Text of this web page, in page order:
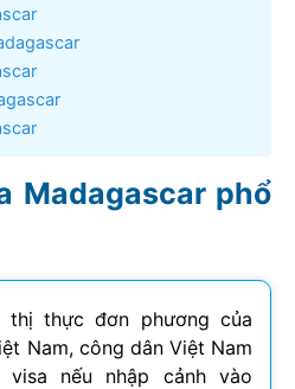
Madagascar phổ
thị thực đơn phương của
Nam, công dân Việt Nam
visa nếu nhập cảnh vào